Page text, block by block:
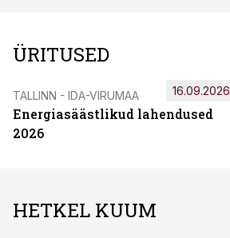
ÜRITUSED
TALLINN - IDA-VIRUMAA
Energiasäästlikud lahendused
2026
16.09.2026
HETKEL KUUM